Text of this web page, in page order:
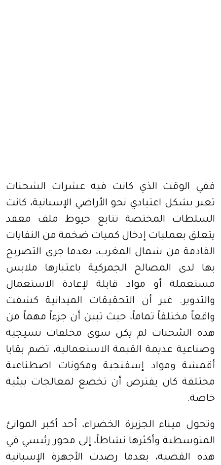
ففي الوقت الذي كانت فيه عشرات الشحنات
تعبر بشكل اعتيادي نحو الأراضي الإسبانية، كانت
السلطات المختصة تتابع خيوط ملف معقد
يتعلق بعمليات إدخال كميات ضخمة من النفايات
القادمة من شمال المغرب، بعدما جرى التصريح
بها لدى المصالح الجمركية باعتبارها ملابس
مستعملة أو مواد قابلة لإعادة الاستعمال
والتدوير. غير أن التحقيقات الميدانية كشفت
واقعاً مختلفاً تماماً، حيث تبين أن جزءاً مهماً من
هذه الشحنات لم يكن سوى مخلفات نسيجية
وصناعية عديمة القيمة الاستعمالية، تضم بقايا
أقمشة ومواد إسفنجية ومكونات اصطناعية
مختلفة كان يفترض أن تخضع لمعالجات بيئية
خاصة.
وتحول ميناء الجزيرة الخضراء، أحد أكبر الموانئ
المتوسطية وأكثرها نشاطاً، إلى محور رئيسي في
هذه القضية، بعدما رصدت الأجهزة الإسبانية